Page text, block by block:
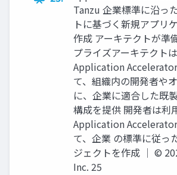
Tanzu 企業標準に沿っ
トに基づく新規アプリ
作成 アーキテクトが準
プライズアーキテクトは
Application
て、組織内の開発者や
に、企業に適合した既
構成を提供 開発者は利
Application
て、企業 の標準に従っ
ジェクトを作成 │ ©
Inc. 25